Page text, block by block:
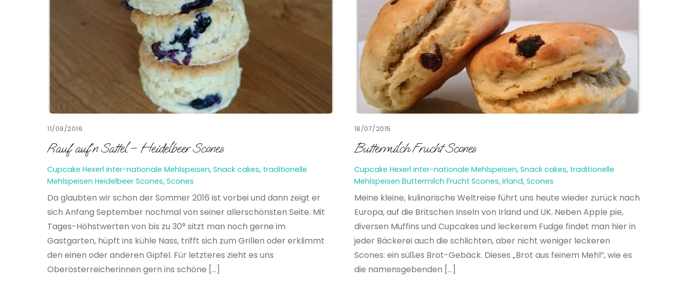
11/09/2016
Rauf auf’n Sattel – Heidelbeer Scones
Cupcake Hexerl inter-nationale Mehlspeisen, Snack cakes, traditionelle
Mehlspeisen Heidelbeer Scones, Scones
Da glaubten wir schon der Sommer 2016 ist vorbei und dann zeigt er
sich Anfang September nochmal von seiner allerschönsten Seite. Mit
Tages-Höhstwerten von bis zu 30° sitzt man noch gerne im
Gastgarten, hüpft ins kühle Nass, trifft sich zum Grillen oder erklimmt
den einen oder anderen Gipfel. Für letzteres zieht es uns
Oberösterreicherinnen gern ins schöne […]
18/07/2015
Buttermilch Frucht Scones
Cupcake Hexerl inter-nationale Mehlspeisen, Snack cakes, traditionelle
Mehlspeisen Buttermilch Frucht Scones, Irland, Scones
Meine kleine, kulinarische Weltreise führt uns heute wieder zurück nach
Europa, auf die Britschen Inseln von Irland und UK. Neben Apple pie,
diversen Muffins und Cupcakes und leckerem Fudge findet man hier in
jeder Bäckerei auch die schlichten, aber nicht weniger leckeren
Scones: ein süßes Brot-Gebäck. Dieses „Brot aus feinem Mehl“, wie es
die namensgebenden […]